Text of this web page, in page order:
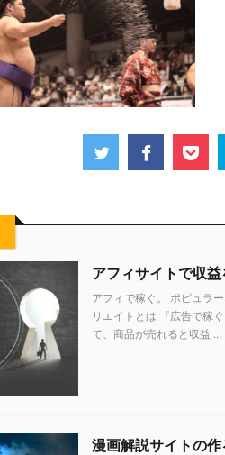
アフィサイトで収益
アフィで稼ぐ。 ポピュラ
リエイトとは 『広告で稼
て、商品が売れると収益 ...
漫画解説サイトの作